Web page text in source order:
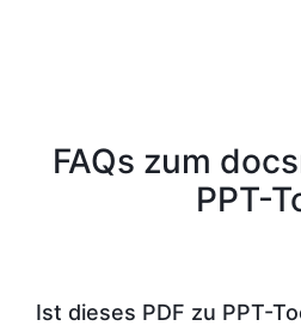
FAQs zum
PPT-
Ist dieses PDF zu PPT-